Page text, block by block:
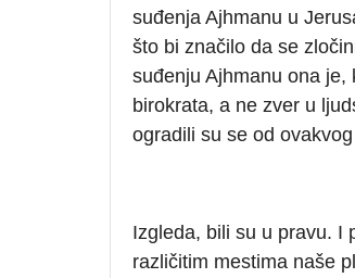
suđenja Ajhmanu u
što bi značilo da se
suđenju Ajhmanu ona je,
birokrata, a ne zver u
ogradili su se od
Izgleda, bili su u pravu. I
različitim mestima naše